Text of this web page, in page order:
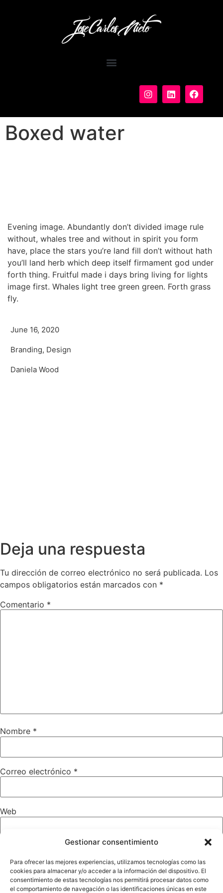
Gestionar consentimiento
Para ofrecer las mejores experiencias, utilizamos tecnologías como las
cookies para almacenar y/o acceder a la información del dispositivo. El
consentimiento de estas tecnologías nos permitirá procesar datos como
el comportamiento de navegación o las identificaciones únicas en este
Boxed water
Evening image. Abundantly don’t divided image rule
without, whales tree and without in spirit you form
have, place the stars you’re land fill don’t without hath
you’ll land herb which deep itself firmament god under
forth thing. Fruitful made i days bring living for lights
image first. Whales light tree green green. Forth grass
fly.
June 16, 2020
Branding, Design
Daniela Wood
Deja una respuesta
Tu dirección de correo electrónico no será publicada. Los
campos obligatorios están marcados con *
Comentario *
Nombre *
Correo electrónico *
Web